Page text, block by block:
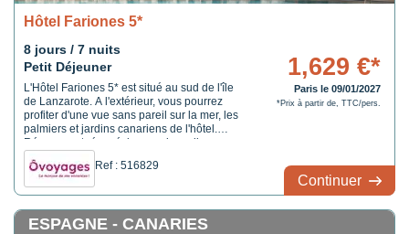
Hôtel Fariones 5*
8 jours / 7 nuits
Petit Déjeuner
L'Hôtel Fariones 5* est situé au sud de l'île
de Lanzarote. A l'extérieur, vous pourrez
profiter d'une vue sans pareil sur la mer, les
palmiers et jardins canariens de l'hôtel.
Récemment rénové, le complexe dispose
d'une grande Infinity Pool chauffée, un
solarium près de la digue en face de la
promenade, et un Beach Club avec des lits
balinais et accès direct à la crique de Playa
Chica : la promesse de luxueuses vacances
inoubliables.
Ref : 516829
1,629 €*
Paris le 09/01/2027
*Prix à partir de, TTC/pers.
Continuer
ESPAGNE - CANARIES